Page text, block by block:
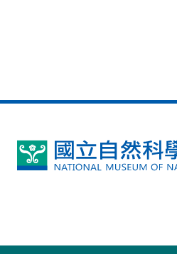
國